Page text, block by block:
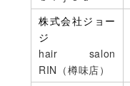
株式会社ジョー
ジ
hair salon
RIN（樽味店）